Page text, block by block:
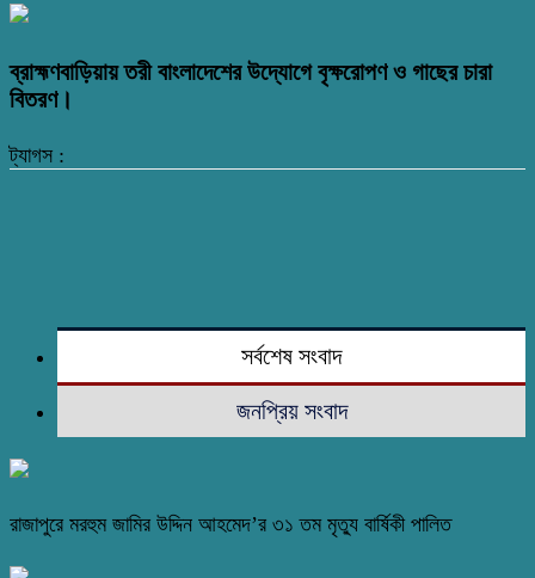
ব্রাহ্মণবাড়িয়ায় তরী বাংলাদেশের উদ্যোগে বৃক্ষরোপণ ও গাছের চারা
বিতরণ।
ট্যাগস :
সর্বশেষ সংবাদ
জনপ্রিয় সংবাদ
রাজাপুরে মরহুম জামির উদ্দিন আহমেদ’র ৩১ তম মৃত্যু বার্ষিকী পালিত